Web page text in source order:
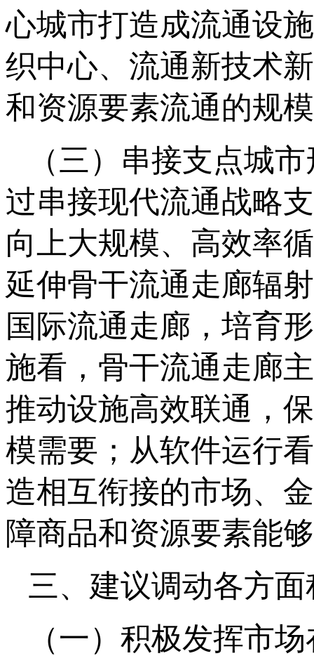
心城市打造成流通设
织中心、流通新技术
和资源要素流通的规
（三）串接支点城
过串接现代流通战略
向上大规模、高效率
延伸骨干流通走廊辐
国际流通走廊，培育
施看，骨干流通走廊
推动设施高效联通，
模需要；从软件运行
造相互衔接的市场、
障商品和资源要素能
三、建议调动各方
（一）积极发挥市